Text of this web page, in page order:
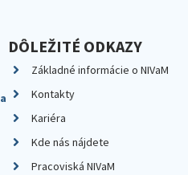
DÔLEŽITÉ ODKAZY
Základné informácie o NIVaM
Kontakty
Kariéra
Kde nás nájdete
Pracoviská NIVaM